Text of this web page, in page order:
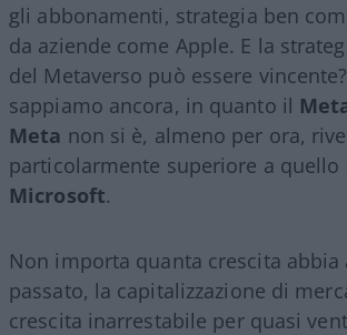
gli abbonamenti, strategia ben
da aziende come Apple. E la
del Metaverso può essere
sappiamo ancora, in quanto il
Meta non si è, almeno per ora,
particolarmente superiore a quello
Microsoft.
Non importa quanta crescita abbia
passato, la capitalizzazione di
crescita inarrestabile per quasi